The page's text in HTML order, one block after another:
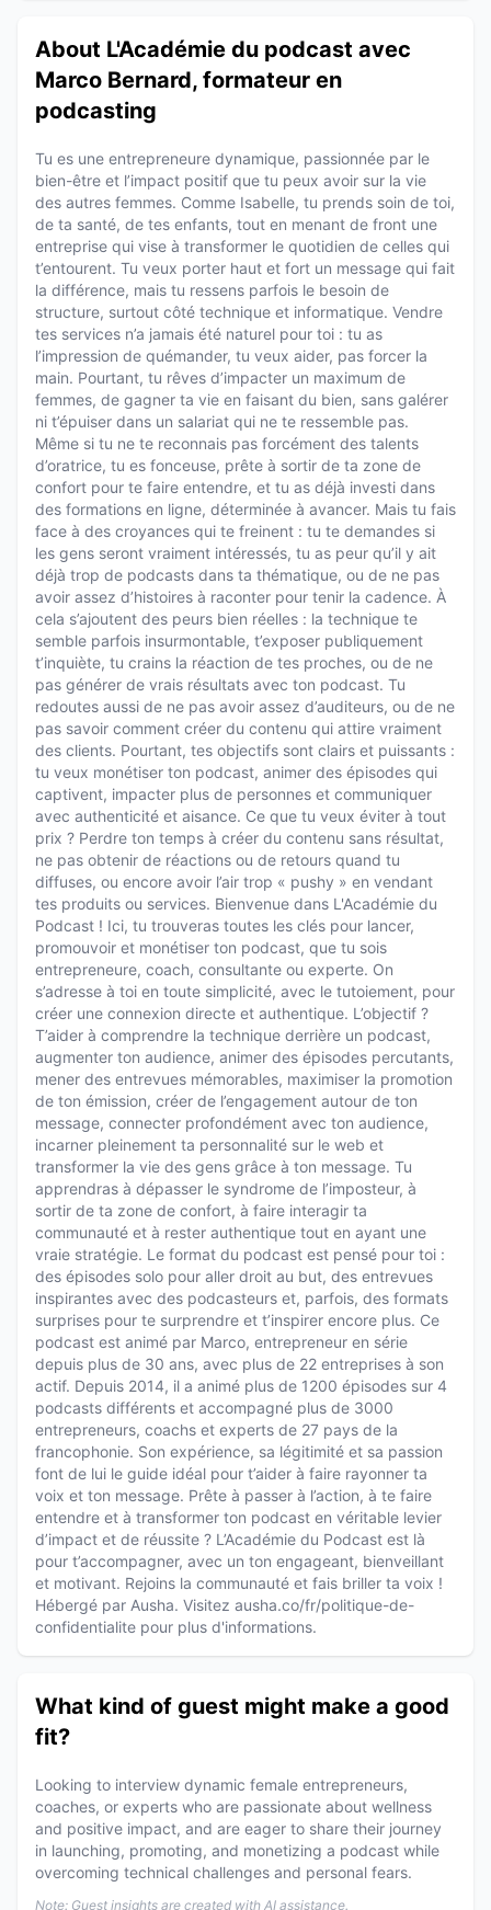
About L'Académie du podcast avec
Marco Bernard, formateur en
podcasting
Tu es une entrepreneure dynamique, passionnée par le
bien-être et l’impact positif que tu peux avoir sur la vie
des autres femmes. Comme Isabelle, tu prends soin de toi,
de ta santé, de tes enfants, tout en menant de front une
entreprise qui vise à transformer le quotidien de celles qui
t’entourent. Tu veux porter haut et fort un message qui fait
la différence, mais tu ressens parfois le besoin de
structure, surtout côté technique et informatique. Vendre
tes services n’a jamais été naturel pour toi : tu as
l’impression de quémander, tu veux aider, pas forcer la
main. Pourtant, tu rêves d’impacter un maximum de
femmes, de gagner ta vie en faisant du bien, sans galérer
ni t’épuiser dans un salariat qui ne te ressemble pas.
Même si tu ne te reconnais pas forcément des talents
d’oratrice, tu es fonceuse, prête à sortir de ta zone de
confort pour te faire entendre, et tu as déjà investi dans
des formations en ligne, déterminée à avancer. Mais tu fais
face à des croyances qui te freinent : tu te demandes si
les gens seront vraiment intéressés, tu as peur qu’il y ait
déjà trop de podcasts dans ta thématique, ou de ne pas
avoir assez d’histoires à raconter pour tenir la cadence. À
cela s’ajoutent des peurs bien réelles : la technique te
semble parfois insurmontable, t’exposer publiquement
t’inquiète, tu crains la réaction de tes proches, ou de ne
pas générer de vrais résultats avec ton podcast. Tu
redoutes aussi de ne pas avoir assez d’auditeurs, ou de ne
pas savoir comment créer du contenu qui attire vraiment
des clients. Pourtant, tes objectifs sont clairs et puissants :
tu veux monétiser ton podcast, animer des épisodes qui
captivent, impacter plus de personnes et communiquer
avec authenticité et aisance. Ce que tu veux éviter à tout
prix ? Perdre ton temps à créer du contenu sans résultat,
ne pas obtenir de réactions ou de retours quand tu
diffuses, ou encore avoir l’air trop « pushy » en vendant
tes produits ou services. Bienvenue dans L'Académie du
Podcast ! Ici, tu trouveras toutes les clés pour lancer,
promouvoir et monétiser ton podcast, que tu sois
entrepreneure, coach, consultante ou experte. On
s’adresse à toi en toute simplicité, avec le tutoiement, pour
créer une connexion directe et authentique. L’objectif ?
T’aider à comprendre la technique derrière un podcast,
augmenter ton audience, animer des épisodes percutants,
mener des entrevues mémorables, maximiser la promotion
de ton émission, créer de l’engagement autour de ton
message, connecter profondément avec ton audience,
incarner pleinement ta personnalité sur le web et
transformer la vie des gens grâce à ton message. Tu
apprendras à dépasser le syndrome de l’imposteur, à
sortir de ta zone de confort, à faire interagir ta
communauté et à rester authentique tout en ayant une
vraie stratégie. Le format du podcast est pensé pour toi :
des épisodes solo pour aller droit au but, des entrevues
inspirantes avec des podcasteurs et, parfois, des formats
surprises pour te surprendre et t’inspirer encore plus. Ce
podcast est animé par Marco, entrepreneur en série
depuis plus de 30 ans, avec plus de 22 entreprises à son
actif. Depuis 2014, il a animé plus de 1200 épisodes sur 4
podcasts différents et accompagné plus de 3000
entrepreneurs, coachs et experts de 27 pays de la
francophonie. Son expérience, sa légitimité et sa passion
font de lui le guide idéal pour t’aider à faire rayonner ta
voix et ton message. Prête à passer à l’action, à te faire
entendre et à transformer ton podcast en véritable levier
d’impact et de réussite ? L’Académie du Podcast est là
pour t’accompagner, avec un ton engageant, bienveillant
et motivant. Rejoins la communauté et fais briller ta voix !
Hébergé par Ausha. Visitez ausha.co/fr/politique-de-
confidentialite pour plus d'informations.
What kind of guest might make a good
fit?
Looking to interview dynamic female entrepreneurs,
coaches, or experts who are passionate about wellness
and positive impact, and are eager to share their journey
in launching, promoting, and monetizing a podcast while
overcoming technical challenges and personal fears.
Note: Guest insights are created with AI assistance.